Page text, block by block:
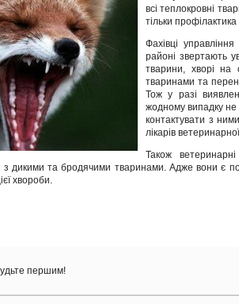
всі теплокровні
тільки
Фахівці
районі звертають
тварини, хворі на
тваринами та
Тож у разі
жодному випадку не
контактувати з
лікарів
Також
з дикими та бродячими тваринами. Адже вони є
хвороби.
першим!